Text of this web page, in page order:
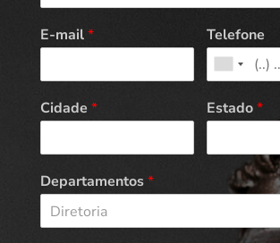
E-mail* Telefone
Cidade * Estado*
Departamentos*
Diretoria